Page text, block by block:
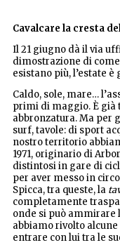
Cavalcare la cresta
Il 21 giugno dà il via
dimostrazione di
esistano più, l’estate è
Caldo, sole, mare…
primi di maggio. È
abbronzatura. Ma per
surf, tavole: di sport
nostro territorio
1971, originario di
distintosi in gare di
per aver messo in
Spicca, tra queste, la
completamente
onde si può ammirare
abbiamo rivolto
entrare con lui tra le